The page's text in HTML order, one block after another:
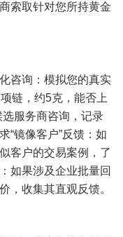
索取针对您所持黄金
咨询：模拟您的真实
链，约5克，能否上
服务商咨询，记录
“镜像客户”反馈：如
客户的交易案例，了
如果涉及企业批量回
，收集其直观反馈。